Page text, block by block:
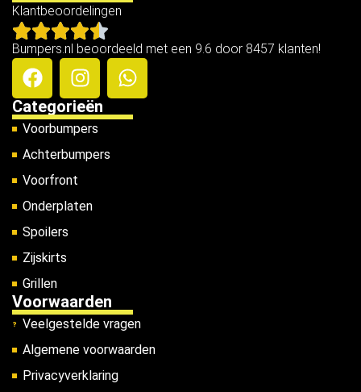
Klantbeoordelingen
Bumpers.nl beoordeeld met een 9.6 door 8457 klanten!
Categorieën
Voorbumpers
Achterbumpers
Voorfront
Onderplaten
Spoilers
Zijskirts
Grillen
Voorwaarden
Veelgestelde vragen
Algemene voorwaarden
Privacyverklaring